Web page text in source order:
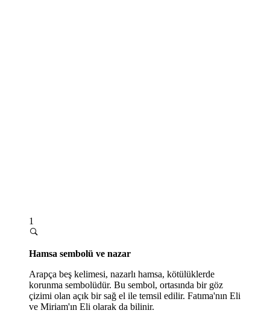
1
Hamsa sembolü ve nazar
Arapça beş kelimesi, nazarlı hamsa, kötülüklerde
korunma sembolüdür. Bu sembol, ortasında bir göz
çizimi olan açık bir sağ el ile temsil edilir. Fatıma'nın Eli
ve Miriam'ın Eli olarak da bilinir.